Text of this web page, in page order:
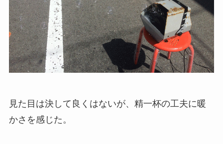
見た目は決して良くはないが、精一杯の工夫に暖
かさを感じた。